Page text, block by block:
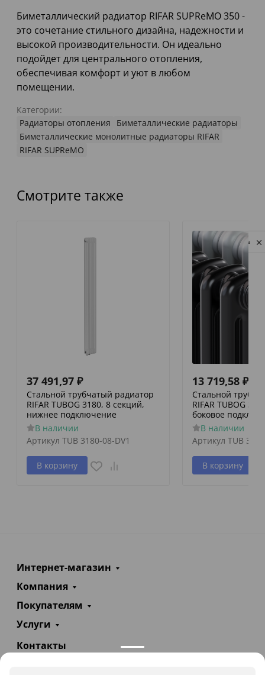
Биметаллический радиатор RIFAR SUPReMO 350 -
это сочетание стильного дизайна, надежности и
высокой производительности. Он идеально
подойдет для центрального отопления,
обеспечивая комфорт и уют в любом
помещении.
Категории:
Радиаторы отопления
Биметаллические радиаторы
Биметаллические монолитные радиаторы RIFAR
RIFAR SUPReMO
Смотрите также
37 491,97 ₽
Стальной трубчатый радиатор
RIFAR TUBOG 3180, 8 секций,
нижнее подключение
В наличии
Артикул TUB 3180-08-DV1
В корзину
13 719,58 ₽
Стальной
RIFAR TUBOG
боковое
В наличии
Артикул TUB
В корзину
Интернет-магазин
Компания
Покупателям
Услуги
Контакты
Privacy notice